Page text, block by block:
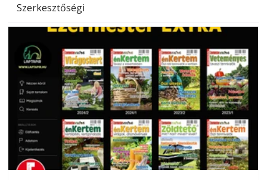
Szerkesztőségi